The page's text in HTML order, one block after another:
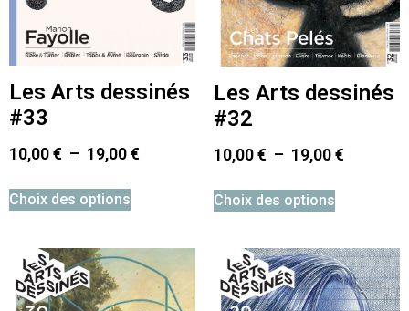
Les Arts dessinés
#33
10,00€ – 19,00€
Choix des options
Les Arts dessinés
#32
10,00€ – 19,00€
Choix des options